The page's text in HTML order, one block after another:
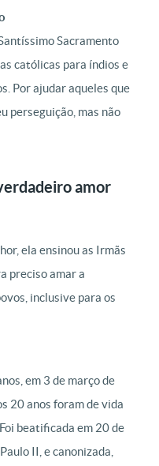
Sacramento
católicas para índios e
Por ajudar aqueles que
perseguição, mas não
amor
ela ensinou as Irmãs
preciso amar a
inclusive para os
em 3 de março de
20 anos foram de vida
Foi beatificada em 20 de
II, e canonizada,